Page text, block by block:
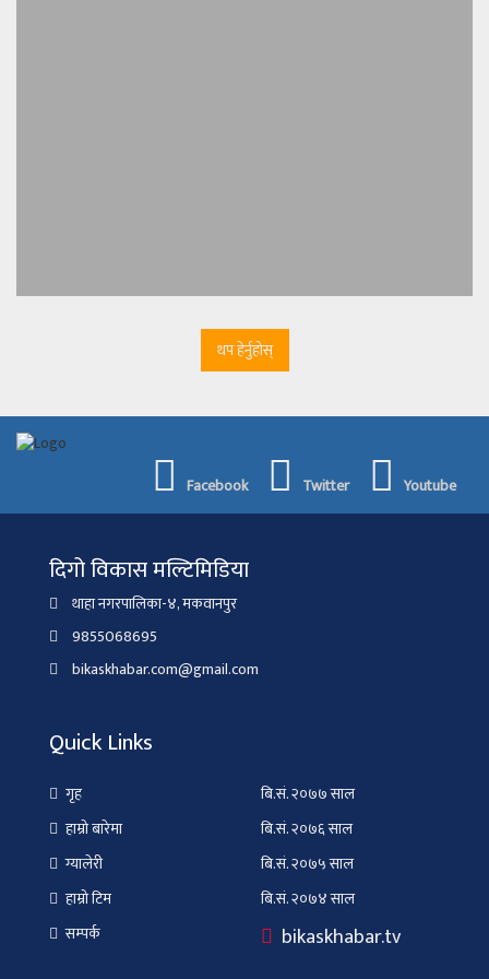
थप हेर्नुहोस्
Facebook Twitter Youtube
दिगो विकास मल्टिमिडिया
थाहा नगरपालिका-४, मकवानपुर
9855068695
bikaskhabar.com@gmail.com
Quick Links
गृह
हाम्रो बारेमा
ग्यालेरी
हाम्रो टिम
सम्पर्क
बि.सं. २०७७ साल
बि.सं. २०७६ साल
बि.सं. २०७५ साल
बि.सं. २०७४ साल
bikaskhabar.tv